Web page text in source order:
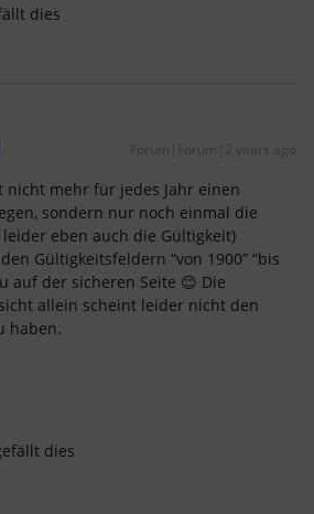
dies
Forum|Forum|2 years ago
nicht mehr für jedes Jahr einen
sondern nur noch einmal die
eben auch die Gültigkeit)
Gültigkeitsfeldern “von 1900” “bis
auf der sicheren Seite 😊 Die
allein scheint leider nicht den
haben.
dies